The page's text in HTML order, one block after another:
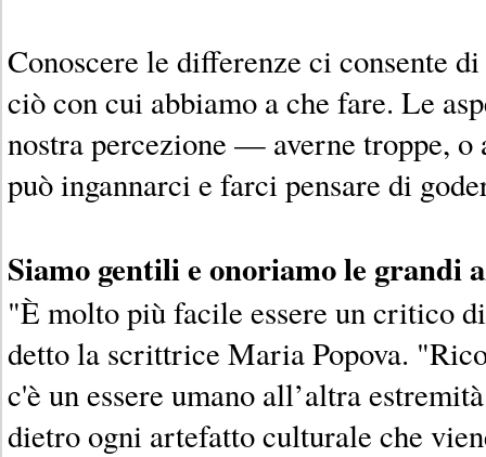
Conoscere le differenze ci consente
ciò con cui abbiamo a che fare. Le
nostra percezione — averne troppe, o
può ingannarci e farci pensare di
Siamo gentili e onoriamo le grandi
"È molto più facile essere un critico
detto la scrittrice Maria Popova.
c'è un essere umano all’altra
dietro ogni artefatto culturale che